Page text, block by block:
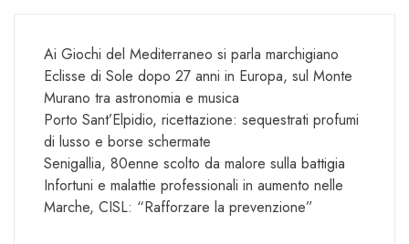
Ai Giochi del Mediterraneo si parla marchigiano
Eclisse di Sole dopo 27 anni in Europa, sul Monte
Murano tra astronomia e musica
Porto Sant’Elpidio, ricettazione: sequestrati profumi
di lusso e borse schermate
Senigallia, 80enne scolto da malore sulla battigia
Infortuni e malattie professionali in aumento nelle
Marche, CISL: “Rafforzare la prevenzione”